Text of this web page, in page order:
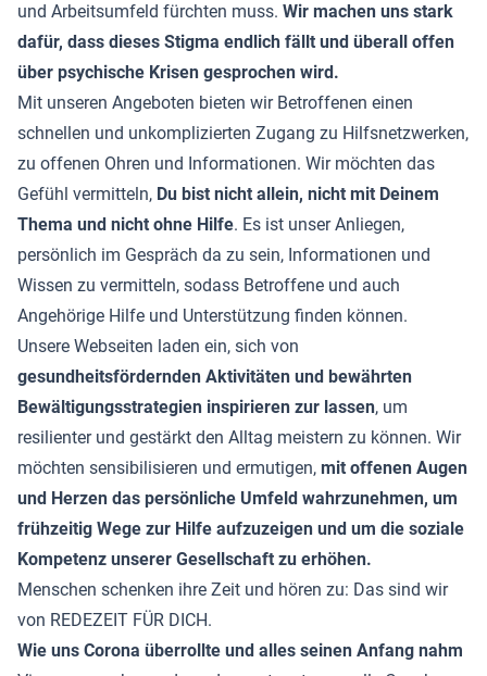
und Arbeitsumfeld fürchten muss. Wir machen uns stark
dafür, dass dieses Stigma endlich fällt und überall offen
über psychische Krisen gesprochen wird.
Mit unseren Angeboten bieten wir Betroffenen einen
schnellen und unkomplizierten Zugang zu Hilfsnetzwerken,
zu offenen Ohren und Informationen. Wir möchten das
Gefühl vermitteln, Du bist nicht allein, nicht mit Deinem
Thema und nicht ohne Hilfe. Es ist unser Anliegen,
persönlich im Gespräch da zu sein, Informationen und
Wissen zu vermitteln, sodass Betroffene und auch
Angehörige Hilfe und Unterstützung finden können.
Unsere Webseiten laden ein, sich von
gesundheitsfördernden Aktivitäten und bewährten
Bewältigungsstrategien inspirieren zur lassen, um
resilienter und gestärkt den Alltag meistern zu können. Wir
möchten sensibilisieren und ermutigen, mit offenen Augen
und Herzen das persönliche Umfeld wahrzunehmen, um
frühzeitig Wege zur Hilfe aufzuzeigen und um die soziale
Kompetenz unserer Gesellschaft zu erhöhen.
Menschen schenken ihre Zeit und hören zu: Das sind wir
von REDEZEIT FÜR DICH.
Wie uns Corona überrollte und alles seinen Anfang nahm